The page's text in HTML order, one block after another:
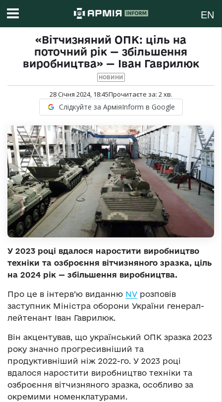
EN
«Вітчизняний ОПК: ціль на
поточний рік — збільшення
виробництва» — Іван Гаврилюк
НОВИНИ
28 Січня 2024, 18:45Прочитаєте за: 2хв.
Слідкуйте за АрміяInform в Google
У 2023 році вдалося наростити виробництво
техніки та озброєння вітчизняного зразка, ціль
на 2024 рік — збільшення виробництва.
Про це в інтерв’ю виданню NV розповів
заступник Міністра оборони України генерал-
лейтенант Іван Гаврилюк.
Він акцентував, що український ОПК зразка 2023
року значно прогресивніший та
продуктивніший ніж 2022-го. У 2023 році
вдалося наростити виробництво техніки та
озброєння вітчизняного зразка, особливо за
окремими номенклатурами.